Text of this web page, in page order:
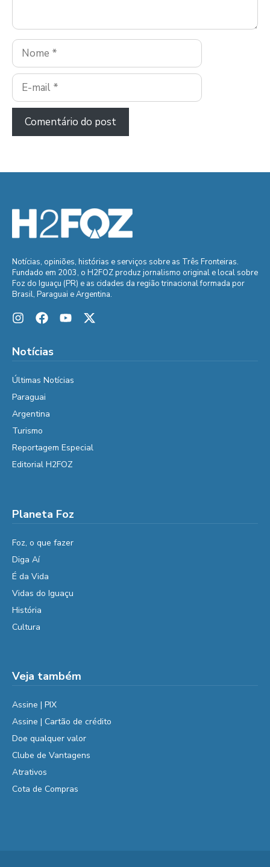
Nome
E-
mail
Notícias, opiniões, histórias e serviços sobre as Três Fronteiras.
Fundado em 2003, o H2FOZ produz jornalismo original e local sobre
Foz do Iguaçu (PR) e as cidades da região trinacional formada por
Brasil, Paraguai e Argentina.
Notícias
Últimas Notícias
Paraguai
Argentina
Turismo
Reportagem Especial
Editorial H2FOZ
Planeta Foz
Foz, o que fazer
Diga Aí
É da Vida
Vidas do Iguaçu
História
Cultura
Veja também
Assine | PIX
Assine | Cartão de crédito
Doe qualquer valor
Clube de Vantagens
Atrativos
Cota de Compras